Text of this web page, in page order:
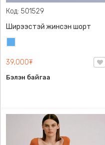
Код: 501529
Ширээстэй жинсэн шорт
39,000₮
Бэлэн байгаа